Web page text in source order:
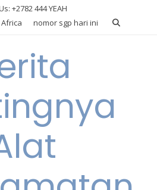
+2782 444 YEAH
nomor sgp hari ini